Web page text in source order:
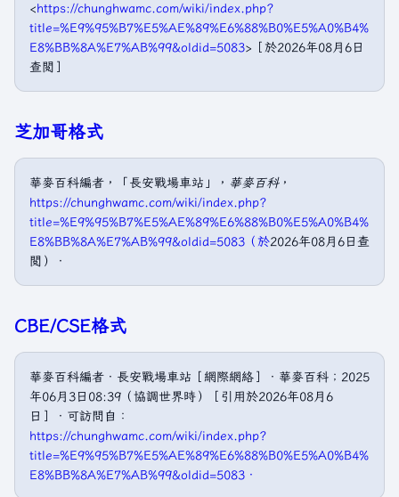
<https://chunghwamc.com/wiki/index.php?
title=%E9%95%B7%E5%AE%89%E6%88%B0%E5%A0%B4%
E8%BB%8A%E7%AB%99&oldid=5083>［於2026年08月6日
查閲］
芝加哥格式
華麥百科編者，「長安戰場車站」， 華麥百科，
https://chunghwamc.com/wiki/index.php?
title=%E9%95%B7%E5%AE%89%E6%88%B0%E5%A0%B4%
E8%BB%8A%E7%AB%99&oldid=5083（於2026年08月6日查
閲）．
CBE/CSE格式
華麥百科編者．長安戰場車站［網際網絡］．華麥百科；2025
年06月3日08:39（協調世界時）［引用於2026年08月6
日］．可訪問自：
https://chunghwamc.com/wiki/index.php?
title=%E9%95%B7%E5%AE%89%E6%88%B0%E5%A0%B4%
E8%BB%8A%E7%AB%99&oldid=5083．